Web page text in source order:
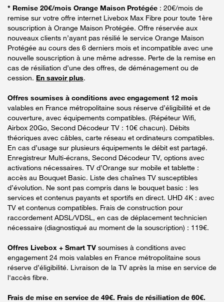
* Remise 20€/mois Orange Maison Protégée : 20€/mois de
remise sur votre offre internet Livebox Max Fibre pour toute 1ère
souscription à Orange Maison Protégée. Offre réservée aux
nouveaux clients n’ayant pas résilié le service Orange Maison
Protégée au cours des 6 derniers mois et incompatible avec une
nouvelle souscription à une même adresse. Perte de la remise en
cas de résiliation d’une des offres, de déménagement ou de
cession. En savoir plus.
Offres soumises à conditions avec engagement 12 mois
valables en France métropolitaine sous réserve d’éligibilité et de
couverture, avec équipements compatibles. (Répéteur Wifi,
Airbox 20Go, Second Décodeur TV : 10€ chacun). Débits
théoriques avec câbles, carte réseau et ordinateurs compatibles.
En cas d’usage sur plusieurs équipements le débit est partagé.
Enregistreur Multi-écrans, Second Décodeur TV, options avec
activations nécessaires. TV d’Orange sur mobile et tablette :
accès au Bouquet Basic. Liste des chaînes TV susceptibles
d’évolution. Ne sont pas compris dans le bouquet basic : les
services et contenus payants et sportifs en direct. UHD 4K : avec
TV et contenus compatibles. Frais de construction pour
raccordement ADSL/VDSL, en cas de déplacement technicien
nécessaire (diagnostiqué au moment de la souscription) : 119€.
Offres Livebox + Smart TV soumises à conditions avec
engagement 24 mois valables en France métropolitaine sous
réserve d’éligibilité. Livraison de la TV après la mise en service de
l'accès fibre.
Frais de mise en service de 49€. Frais de résiliation de 60€.